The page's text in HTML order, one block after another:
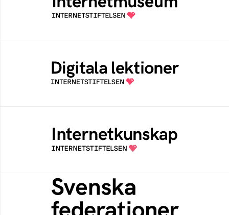
Ett digitalt museum som byggts, och kureras
av Internetstiftelsen
Öppen digital lärresurs med färdiga lektioner
för alla stadier i grundskolan
Samlad kunskap som hjälper dig att bli en
säker och medveten internetanvändare
Svenska federationer
Grunden för medlemskap i en sektors- eller
kontextspecifik federation